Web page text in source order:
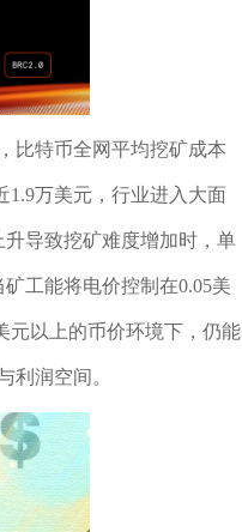
比特币全网平均挖矿成本
1.9万美元，行业进入大面
导致挖矿难度增加时，单
工能将电价控制在0.05美
元以上的币价环境下，仍能
利润空间。